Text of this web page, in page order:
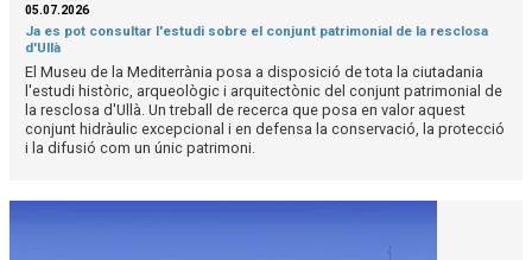
05.07.2026
Ja es pot consultar l'estudi sobre el conjunt patrimonial de la resclosa
d'Ullà
El Museu de la Mediterrània posa a disposició de tota la ciutadania
l'estudi històric, arqueològic i arquitectònic del conjunt patrimonial de
la resclosa d'Ullà. Un treball de recerca que posa en valor aquest
conjunt hidràulic excepcional i en defensa la conservació, la protecció
i la difusió com un únic patrimoni.